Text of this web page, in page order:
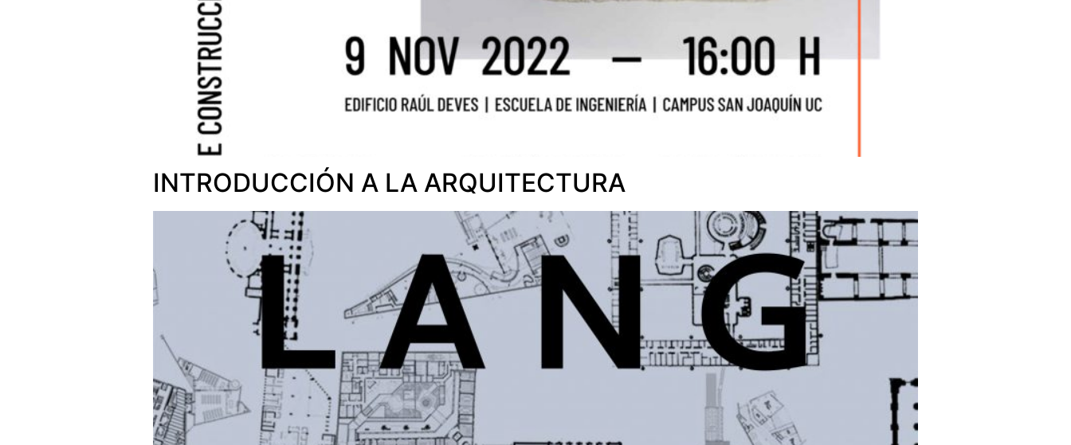
INTRODUCCIÓN A LA ARQUITECTURA